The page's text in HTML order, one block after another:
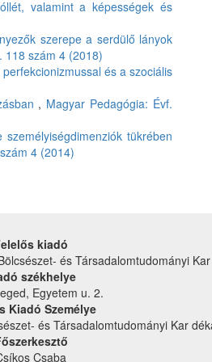
valamint a képességek és
szerepe a serdülő lányok
118 szám 4 (2018)
és a szociális
, Magyar Pedagógia: Évf.
tükrében
4 (2014)
kiadó
és Társadalom­tudományi Kar
székhelye
Egyetem u. 2.
Kiadó Személye
és Társadalom­tudományi Kar
Csaba